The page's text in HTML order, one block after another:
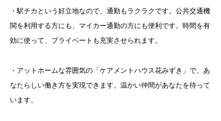
・駅チカという好立地なので、通勤もラクラクです。公共交通機
関を利用する方にも、マイカー通勤の方にも便利です。時間を有
効に使って、プライベートも充実させられます。
・アットホームな雰囲気の「ケアメントハウス花みずき」で、あ
なたらしい働き方を実現できます。温かい仲間があなたを待って
います。